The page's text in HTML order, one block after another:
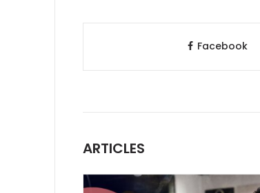
Facebook
ARTICLES